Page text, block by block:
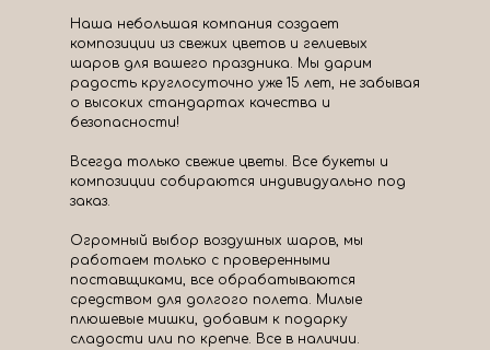
Наша небольшая компания создает
композиции из свежих цветов и гелиевых
шаров для вашего праздника. Мы дарим
радость круглосуточно уже 15 лет, не забывая
о высоких стандартах качества и
безопасности!
Всегда только свежие цветы. Все букеты и
композиции собираются индивидуально под
заказ.
Огромный выбор воздушных шаров, мы
работаем только с проверенными
поставщиками, все обрабатываются
средством для долгого полета. Милые
плюшевые мишки, добавим к подарку
сладости или по крепче. Все в наличии.